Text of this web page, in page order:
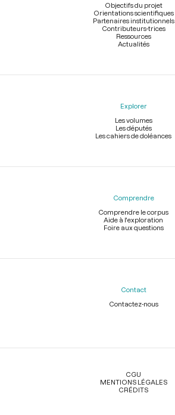
Objectifs du projet
Orientations scientifiques
Partenaires institutionnels
Contributeurs-trices
Ressources
Actualités
Explorer
Les volumes
Les députés
Les cahiers de doléances
Comprendre
Comprendre le corpus
Aide à l'exploration
Foire aux questions
Contact
Contactez-nous
Légal
CGU
MENTIONS LÉGALES
CRÉDITS